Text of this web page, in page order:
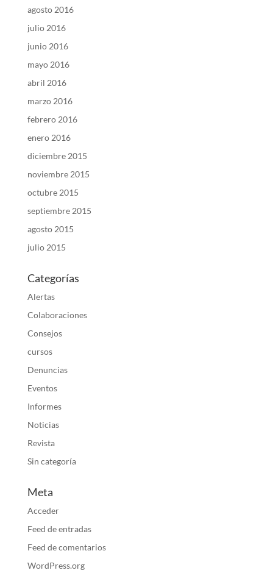
agosto 2016
julio 2016
junio 2016
mayo 2016
abril 2016
marzo 2016
febrero 2016
enero 2016
diciembre 2015
noviembre 2015
octubre 2015
septiembre 2015
agosto 2015
julio 2015
Categorías
Alertas
Colaboraciones
Consejos
cursos
Denuncias
Eventos
Informes
Noticias
Revista
Sin categoría
Meta
Acceder
Feed de entradas
Feed de comentarios
WordPress.org